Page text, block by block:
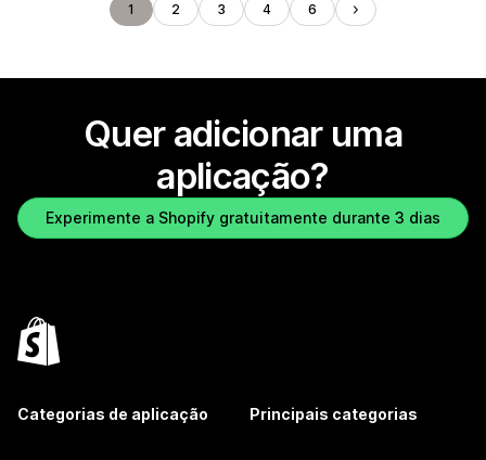
1 2 3 4 6
Quer adicionar uma
aplicação?
Experimente a Shopify gratuitamente durante 3 dias
Categorias de aplicação Principais categorias